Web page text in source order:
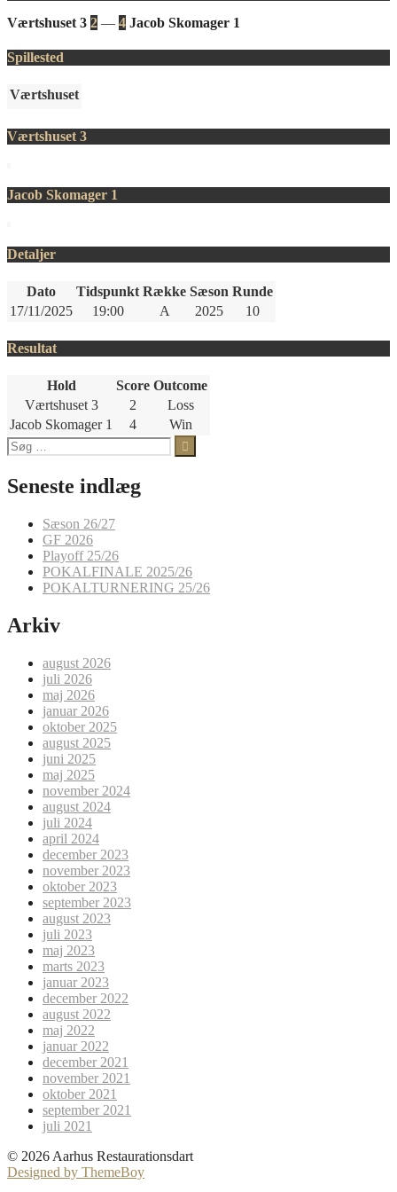
Værtshuset 3 2 — 4 Jacob Skomager 1
Spillested
Værtshuset
Værtshuset 3
Jacob Skomager 1
Detaljer
Dato Tidspunkt Række Sæson Runde
17/11/2025
19:00 A 2025 10
Resultat
Hold Score Outcome
Værtshuset 3
2
Loss
Jacob Skomager 1
4
Win
Søg
efter:
Seneste indlæg
Sæson 26/27
GF 2026
Playoff 25/26
POKALFINALE 2025/26
POKALTURNERING 25/26
Arkiv
august 2026
juli 2026
maj 2026
januar 2026
oktober 2025
august 2025
juni 2025
maj 2025
november 2024
august 2024
juli 2024
april 2024
december 2023
november 2023
oktober 2023
september 2023
august 2023
juli 2023
maj 2023
marts 2023
januar 2023
december 2022
august 2022
maj 2022
januar 2022
december 2021
november 2021
oktober 2021
september 2021
juli 2021
© 2026 Aarhus Restaurationsdart
Designed by ThemeBoy